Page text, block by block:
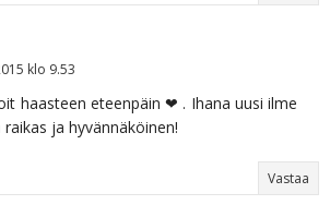
klo 9.53
haasteen eteenpäin ❤ . Ihana uusi ilme
ja hyvännäköinen!
Vastaa